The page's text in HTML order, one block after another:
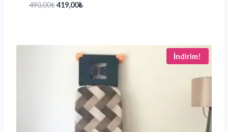
490,00₺ 419,00₺
İndirim!